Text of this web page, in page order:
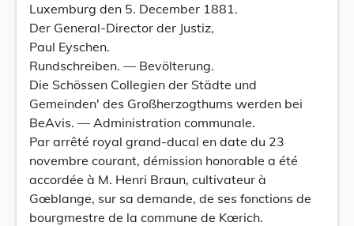
Luxemburg den 5. December 1881.
Der General-Director der Justiz,
Paul Eyschen.
Rundschreiben. — Bevölterung.
Die Schössen Collegien der Städte und
Gemeinden' des Großherzogthums werden bei
BeAvis. — Administration communale.
Par arrêté royal grand-ducal en date du 23
novembre courant, démission honorable a été
accordée à M. Henri Braun, cultivateur à
Gœblange, sur sa demande, de ses fonctions de
bourgmestre de la commune de Kœrich.